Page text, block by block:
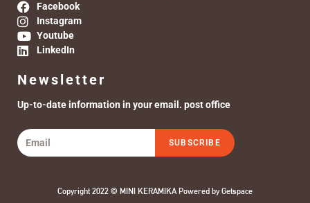
Facebook
Instagram
Youtube
LinkedIn
Newsletter
Up-to-date information in your email. post office
SUBSCRIBE
Copyright 2022 © MINI KERAMIKA Powered byGetspace